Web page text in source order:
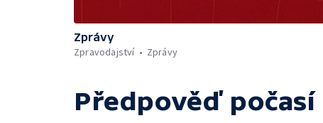
Zprávy
Zpravodajství
Zprávy
Předpověď počasí